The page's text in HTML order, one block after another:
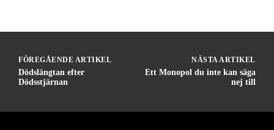
FÖREGÅENDE ARTIKEL
Dödslängtan efter
Dödsstjärnan
NÄSTA ARTIKEL
Ett Monopol du inte kan säga
nej till